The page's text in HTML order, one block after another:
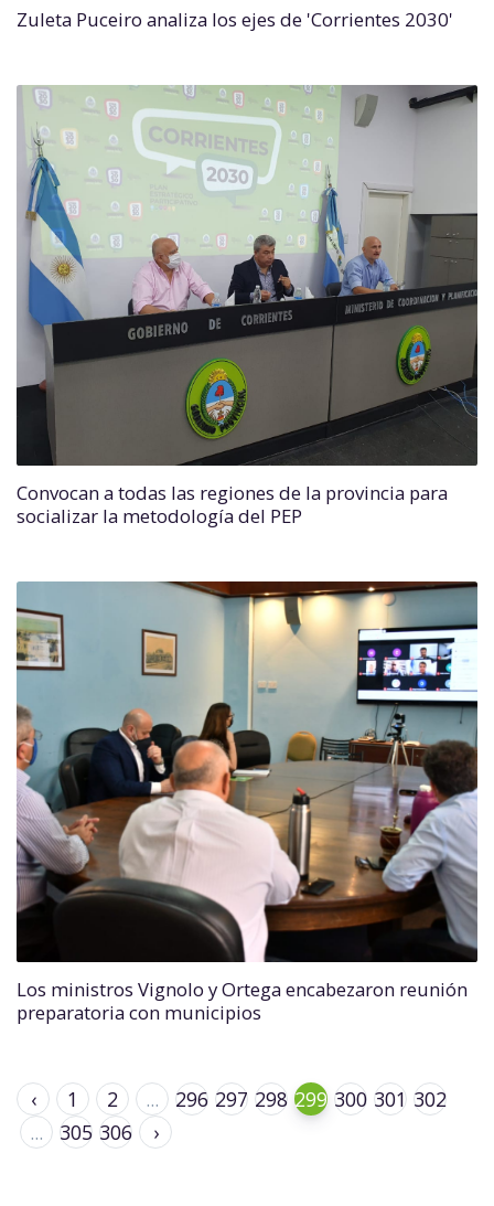
Zuleta Puceiro analiza los ejes de 'Corrientes 2030'
Convocan a todas las regiones de la provincia para
socializar la metodología del PEP
Los ministros Vignolo y Ortega encabezaron reunión
preparatoria con municipios
‹ 1 2 ... 296 297 298 299 300 301 302
...
305 306 ›